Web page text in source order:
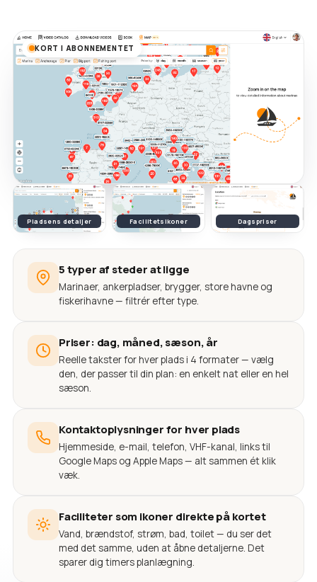
KORT I ABONNEMENTET
Pladsens detaljer Facilitetsikoner Dagspriser
5 typer af steder at ligge
Marinaer, ankerpladser, brygger, store havne og
fiskerihavne — filtrér efter type.
Priser: dag, måned, sæson, år
Reelle takster for hver plads i 4 formater — vælg
den, der passer til din plan: en enkelt nat eller en hel
sæson.
Kontaktoplysninger for hver plads
Hjemmeside, e-mail, telefon, VHF-kanal, links til
Google Maps og Apple Maps — alt sammen ét klik
væk.
Faciliteter som ikoner direkte på kortet
Vand, brændstof, strøm, bad, toilet — du ser det
med det samme, uden at åbne detaljerne. Det
sparer dig timers planlægning.